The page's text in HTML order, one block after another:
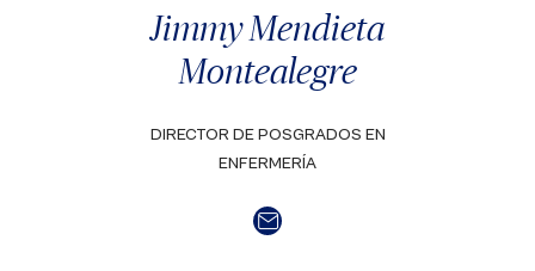
Jimmy Mendieta
Montealegre
DIRECTOR DE POSGRADOS EN
ENFERMERÍA